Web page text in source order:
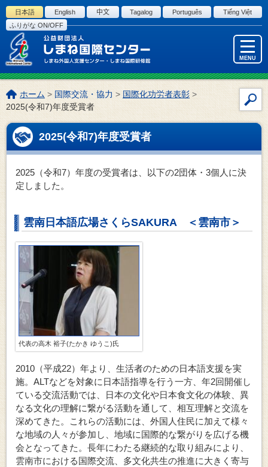
このページの本文へ
日本語 English 中文 Tagalog Português
Tiếng Việt
ふりがな ON/OFF
MENU
イ
こ
の
ペ
ー
ジ
の
置:
ホーム > 国際交流・協力 >国際化功労者表彰>
2025(令和7)年度受賞者
2025(令和7)年度受賞者
2025（令和7）年度の受賞者は、以下の2団体・3個人に決
定しました。
雲南日本語広場さくらSAKURA ＜雲南市＞
代表の高木 裕子(たかき ゆうこ)氏
2010（平成22）年より、生活者のための日本語支援を実
施。ALTなどを対象に日本語指導を行う一方、年2回開催し
ている交流活動では、日本の文化や日本食文化の体験、異
なる文化の理解に繋がる活動を通して、相互理解と交流を
深めてきた。これらの活動には、外国人住民に加えて様々
な地域の人々が参加し、地域に国際的な繋がりを広げる機
会となってきた。長年にわたる継続的な取り組みにより、
雲南市における国際交流、多文化共生の推進に大きく寄与